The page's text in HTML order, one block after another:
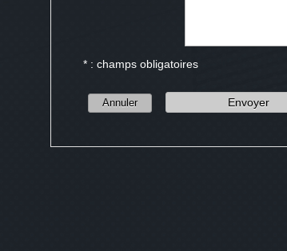
* : champs obligatoires